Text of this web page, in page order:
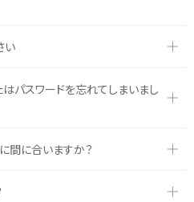
い
パスワードを忘れてしまいまし
間に合いますか？